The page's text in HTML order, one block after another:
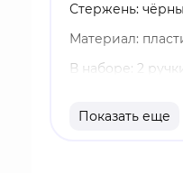
Стержень:
Материал:
В наборе: 2
Бренд: Genshin
Показать еще